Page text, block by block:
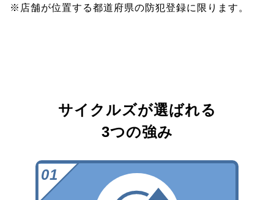
※店舗が位置する都道府県の防犯登録に限ります。
サイクルズが選ばれる
3つの強み